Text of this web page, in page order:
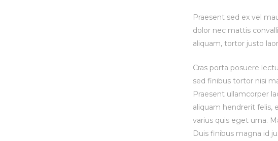
Praesent sed ex vel
dolor nec mattis
aliquam, tortor justo
Cras porta posuere
sed finibus tortor nisi
Praesent ullamcorper
aliquam hendrerit felis,
varius quis eget urna.
Duis finibus magna id